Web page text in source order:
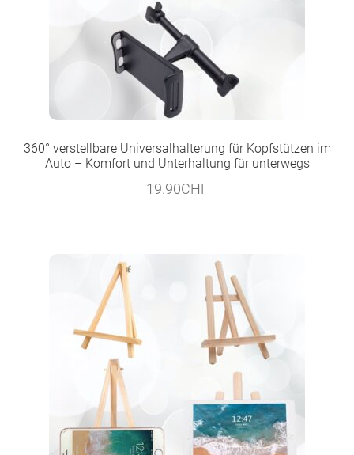
360° verstellbare Universalhalterung für Kopfstützen im
Auto – Komfort und Unterhaltung für unterwegs
19.90CHF